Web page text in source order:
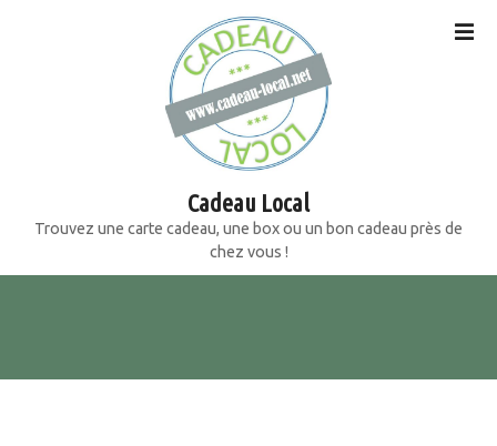
e
Cadeau Local
Trouvez une carte cadeau, une box ou un bon cadeau près de
chez vous !